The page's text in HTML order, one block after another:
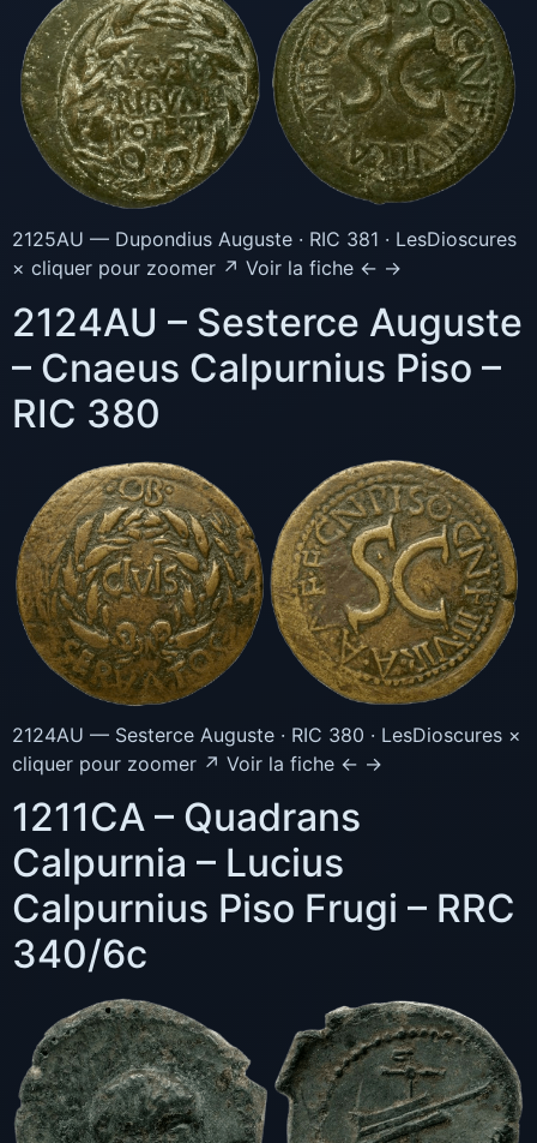
2125AU — Dupondius Auguste · RIC 381 · LesDioscures
× cliquer pour zoomer ↗ Voir la fiche ← →
2124AU – Sesterce Auguste
– Cnaeus Calpurnius Piso –
RIC 380
2124AU — Sesterce Auguste · RIC 380 · LesDioscures ×
cliquer pour zoomer ↗ Voir la fiche ← →
1211CA – Quadrans
Calpurnia – Lucius
Calpurnius Piso Frugi – RRC
340/6c